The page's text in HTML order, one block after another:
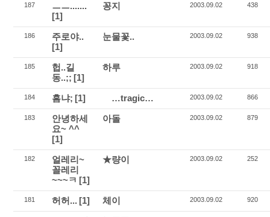
187
ㅡㅡ.......
[1]
꽁지 2003.09.02 438
186
주로야..
[1]
눈물꽃.. 2003.09.02 938
185
헙..길
동..;; [1]
하루 2003.09.02 918
184 흠냐; [1] …tragic… 2003.09.02 866
183
안녕하세
요~ ^^
[1]
아돌 2003.09.02 879
182
얼레리~
꼴레리
~~~ㅋ [1]
★량이 2003.09.02 252
181 허허... [1] 체이 2003.09.02 920